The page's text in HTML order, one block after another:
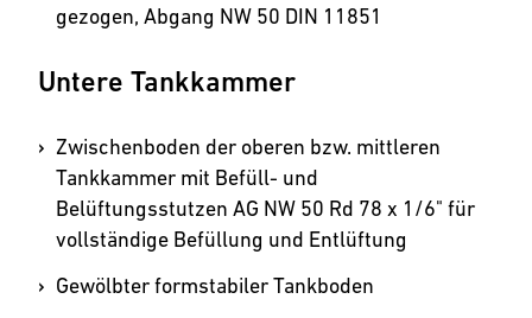
gezogen, Abgang NW 50 DIN 11851
Untere Tankkammer
Zwischenboden der oberen bzw. mittleren
Tankkammer mit Befüll- und
Belüftungsstutzen AG NW 50 Rd 78 x 1/6" für
vollstän­dige Befüllung und Entlüftung
Gewölbter formstabiler Tank­boden